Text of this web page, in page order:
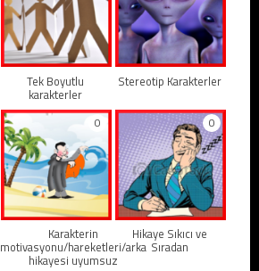
Tek Boyutlu
karakterler
Stereotip Karakterler
0
Karakterin
motivasyonu/hareketleri/arka
hikayesi uyumsuz
0
Hikaye Sıkıcı ve
Sıradan